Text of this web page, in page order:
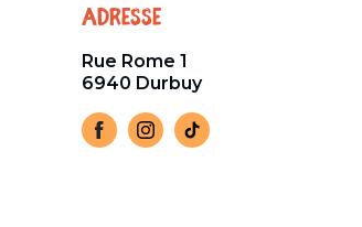
Adresse
Rue Rome 1
6940 Durbuy